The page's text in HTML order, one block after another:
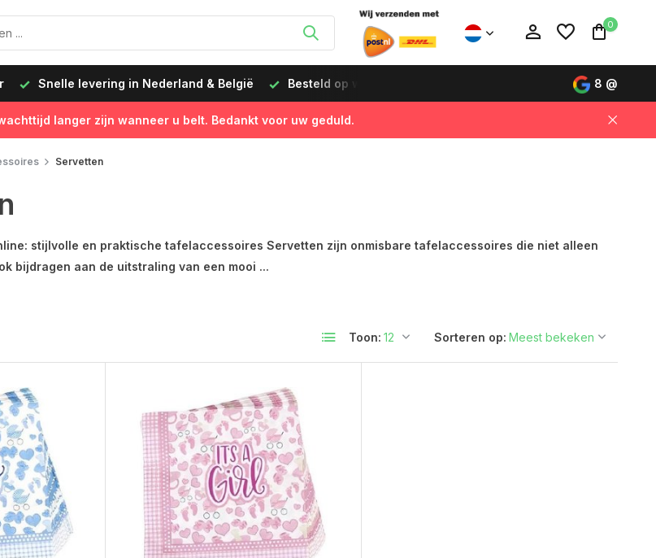
0
Snelle levering in Nederland & België Besteld op werkdagen vóór 12:00 uur, de volgende dag
8 @
langer zijn wanneer u belt. Bedankt voor uw geduld.
Servetten
stijlvolle en praktische tafelaccessoires Servetten zijn onmisbare tafelaccessoires die niet alleen
bijdragen aan de uitstraling van een mooi ...
Toon: Sorteren op: